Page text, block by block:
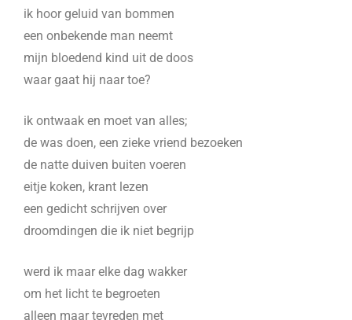
ik hoor geluid van bommen
een onbekende man neemt
mijn bloedend kind uit de doos
waar gaat hij naar toe?
ik ontwaak en moet van alles;
de was doen, een zieke vriend bezoeken
de natte duiven buiten voeren
eitje koken, krant lezen
een gedicht schrijven over
droomdingen die ik niet begrijp
werd ik maar elke dag wakker
om het licht te begroeten
alleen maar tevreden met